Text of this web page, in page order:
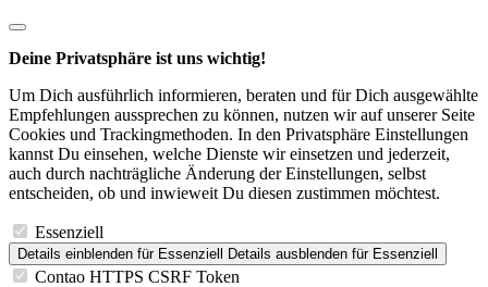
Deine Privatsphäre ist uns wichtig!
Um Dich ausführlich informieren, beraten und für Dich ausgewählte
Empfehlungen aussprechen zu können, nutzen wir auf unserer Seite
Cookies und Trackingmethoden. In den Privatsphäre Einstellungen
kannst Du einsehen, welche Dienste wir einsetzen und jederzeit,
auch durch nachträgliche Änderung der Einstellungen, selbst
entscheiden, ob und inwieweit Du diesen zustimmen möchtest.
Essenziell
Details einblenden für Essenziell Details ausblenden für Essenziell
Contao HTTPS CSRF Token